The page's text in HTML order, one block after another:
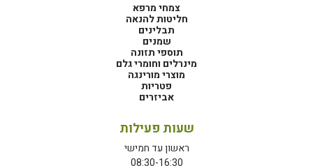
צמחי מרפא
חליטות להנאה
תבלינים
שמנים
תוספי תזונה
מינרלים וחומרי גלם
מוצרי מורינגה
פטריות
אביזרים
שעות פעילות
ראשון עד חמישי
08:30-16:30